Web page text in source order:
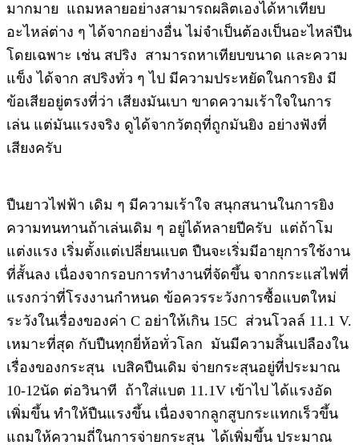
มากมาย แถมหลายอย่างสามารถผลิตเองได้หาเทียบ
อะไหล่ต่าง ๆ ได้จากอย่างอื่น ไม่จำเป็นต้องเป็นอะไหล่ปืน
โดยเฉพาะ เช่น สปริง สามารถหาเทียบขนาด และความ
แข็ง ได้จาก สปริงทั่ว ๆ ไป มีความประหยัดในการยิง มี
ข้อเสียอยู่ตรงที่ว่า เสียงมันเบา ขาดความเร้าใจในการ
เล่น แต่มันแรงจริง ดูได้จากวัตถุที่ถูกมันยิง อย่างฟังที่
เสียงครับ
ปืนยาวไฟฟ้า เดิม ๆ มีความเร้าใจ สนุกสนานในการยิง
ความทนทานถ้าเล่นเดิม ๆ อยู่ได้หลายปีครับ แต่ถ้าโม
แต่งแรง เริ่มตั้งแต่เปลี่ยนแบต ปืนจะเริ่มมีอายุการใช้งาน
ที่สั้นลง เนื่องจากรอบการทำงานที่จัดขึ้น จากกระแสไฟที่
แรงกว่าที่โรงงานกำหนด ข้อควรระวังการซื้อแบตใหม่
ระวังในเรื่องของค่า C อย่าให้เกิน 15C ส่วนโวลล์ 11.1 V.
เหมาะที่สุด กับปืนทุกยี่ห้อทั่วโลก มันมีความสิ้นเปลืองใน
เรื่องของกระสุน เบสิคปืนเดิม จ่ายกระสุนอยู่ที่ประมาณ
10-12นัด ต่อวินาที ถ้าใส่แบต 11.1V เข้าไป ได้แรงอัด
เพิ่มขึ้น ทำให้ปืนแรงขึ้น เนื่องจากลูกสูบกระแทกเร็วขึ้น
แถมให้ความถี่ในการจ่ายกระสุน ได้เพิ่มขึ้น ประมาณ